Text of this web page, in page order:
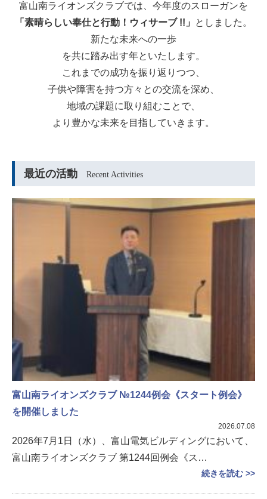
富山南ライオンズクラブでは、今年度のスローガンを
「素晴らしい奉仕と行動！ウィサーブ !!」
としました。
新たな未来への一歩
を共に踏み出す年といたします。
これまでの成功を振り返りつつ、
子供や障害を持つ方々との交流を深め、
地域の課題に取り組むことで、
より豊かな未来を目指していきます。
最近の活動 Recent Activities
富山南ライオンズクラブ №1244例会《スタート例会》
を開催しました
2026.07.08
2026年7月1日（水）、富山電気ビルディングにおいて、
富山南ライオンズクラブ 第1244回例会《ス…
続きを読む >>